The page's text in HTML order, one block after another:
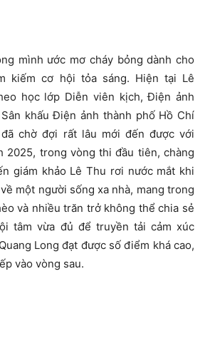
mình ước mơ cháy bỏng dành cho
kiếm cơ hội tỏa sáng. Hiện tại Lê
học lớp Diễn viên kịch, Điện ảnh
khấu Điện ảnh thành phố Hồ Chí
chờ đợi rất lâu mới đến được với
2025, trong vòng thi đầu tiên, chàng
giám khảo Lê Thu rơi nước mắt khi
một người sống xa nhà, mang trong
và nhiều trăn trở không thể chia sẻ
tâm vừa đủ để truyền tải cảm xúc
Long đạt được số điểm khá cao,
vào vòng sau.